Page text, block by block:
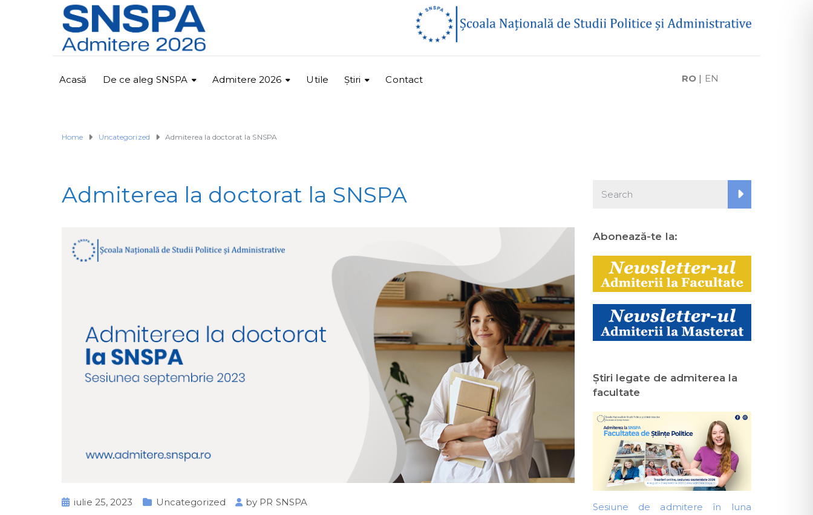
Acasă De ce aleg SNSPA Admitere 2026 Utile Ştiri Contact RO | EN
Home Uncategorized Admiterea la doctorat la SNSPA
Admiterea la doctorat la SNSPA
iulie 25, 2023 Uncategorized by PR SNSPA
Abonează-te la:
Ştiri legate de admiterea la
facultate
Sesiune de admitere în luna